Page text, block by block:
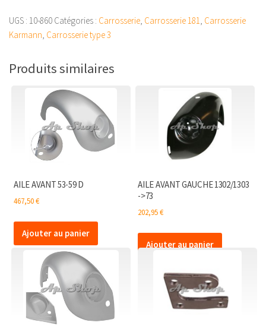
POINTU
CHASSIS/CAISSE
UGS : 10-860 Catégories : Carrosserie, Carrosserie 181, Carrosserie
Karmann, Carrosserie type 3
Produits similaires
AILE AVANT 53-59 D
467,50€
Ajouter au panier
AILE AVANT GAUCHE 1302/1303
->73
202,95€
Ajouter au panier